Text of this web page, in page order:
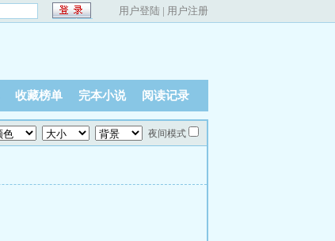
用户登陆 | 用户注册
收藏榜单 完本小说 阅读记录
夜间模式